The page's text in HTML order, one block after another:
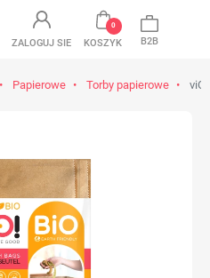
ZALOGUJ SIE KOSZYK
0
B2B
Papierowe Torby papierowe